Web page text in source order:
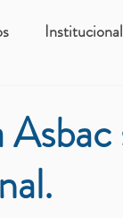
Institucional
Asbac